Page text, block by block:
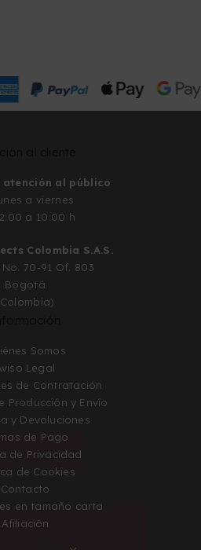
al público
a viernes
a 10:00 h
Colombia S.A.S.
70-91 Of. 803
Bogotá
Somos
Legal
de Contratación
Producción y Envío
y Devoluciones
de Pago
de Privacidad
de Cookies
Contacto
en tamaño carta
Afiliación